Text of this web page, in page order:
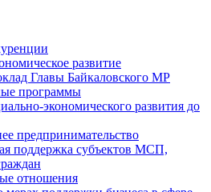
развитие
Главы Байкаловского МР
программы
экономического развития до
предпринимательство
поддержка субъектов МСП,
отношения